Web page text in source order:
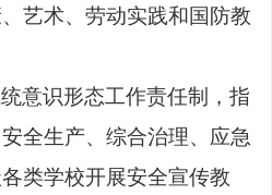
艺术、劳动实践和国防教
统意识形态工作责任制，指
全生产、综合治理、应急
类学校开展安全宣传教